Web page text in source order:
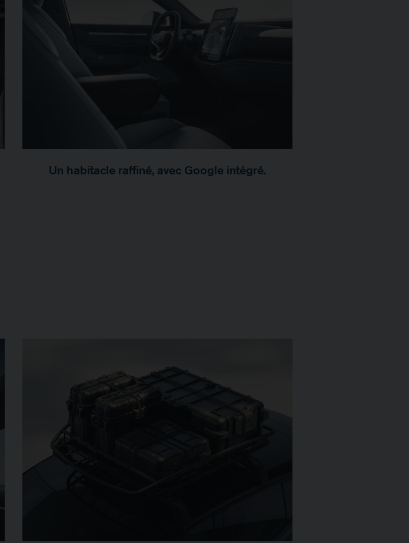
Un habitacle raffiné, avec Google intégré.